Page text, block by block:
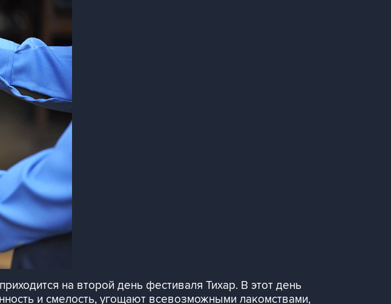
на второй день фестиваля Тихар. В этот день
и смелость, угощают всевозможными лакомствами,